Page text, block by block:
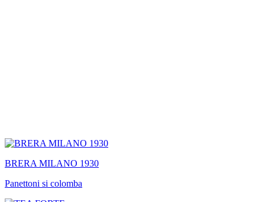
BRERA MILANO 1930
Panettoni si colomba